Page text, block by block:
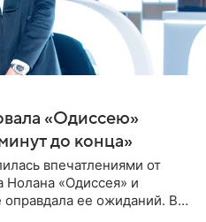
«Одиссею»
до конца»
впечатлениями от
Нолана «Одиссея» и
оправдала ее ожиданий. В